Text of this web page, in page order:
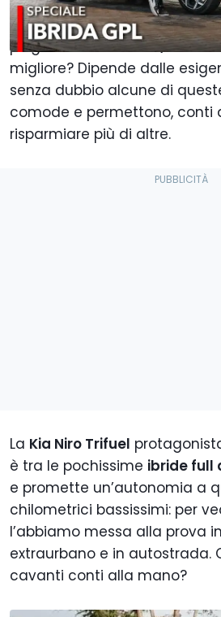
Benzina, diesel, GPL, metano,
plug-in ed elettrico. Qual è la
migliore? Dipende dalle
senza dubbio alcune di
comode e permettono, conti
risparmiare più di altre.
La Kia Niro Trifuel
è tra le pochissime ibride full
e promette un’autonomia a
chilometrici bassissimi: per
l’abbiamo messa alla prova
extraurbano e in autostrada.
cavanti conti alla mano?